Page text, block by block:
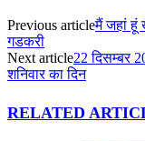
Previous articleमैं जहां हूं
गडकरी
Next article22 दिसम्बर
शनिवार का दिन
RELATED